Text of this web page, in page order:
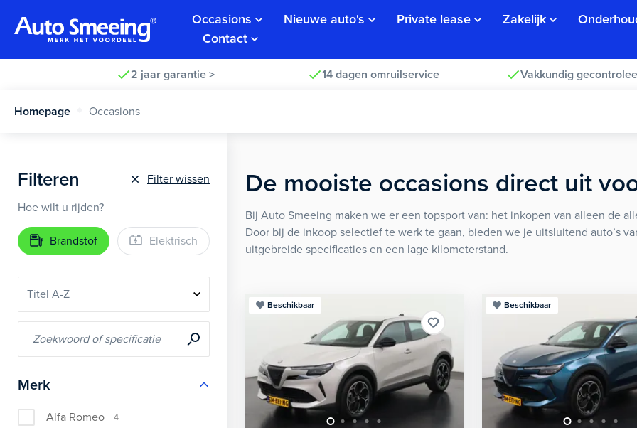
Occasions Nieuwe auto's Private lease Zakelijk
Contact
2 jaar garantie > 14 dagen omruilservice Vakkundig
Homepage Occasions
Filteren
Filter wissen
Hoe wilt u rijden?
Brandstof Elektrisch
Merk
Alfa Romeo 4
De mooiste occasions direct uit
Bij Auto Smeeing maken we er een topsport van: het inkopen van alleen de
Door bij de inkoop selectief te werk te gaan, bieden we je uitsluitend auto’s
uitgebreide specificaties en een lage kilometerstand.
Beschikbaar Beschikbaar